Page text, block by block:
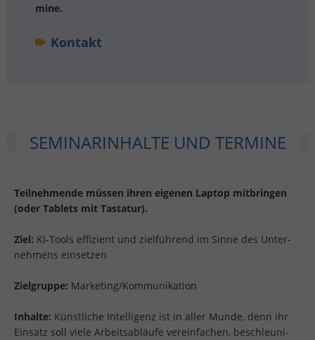
mi­ne.
Kon­takt
SE­MI­NAR­IN­HAL­TE UND TER­MI­NE
Teil­neh­men­de müs­sen ihren ei­ge­nen Lap­top mit­brin­gen
(oder Ta­blets mit Tas­ta­tur).
Ziel: KI-Tools ef­fi­zi­ent und ziel­füh­rend im Sinne des Un­ter­
neh­mens ein­set­zen
Ziel­grup­pe: Mar­ke­ting/Kom­mu­ni­ka­ti­on
In­hal­te: Künst­li­che In­tel­li­genz ist in aller Munde, denn ihr
Ein­satz soll viele Ar­beits­ab­läu­fe ver­ein­fa­chen, be­schleu­ni­